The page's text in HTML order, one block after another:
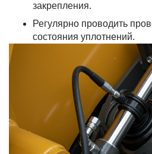
закрепления.
Регулярно проводить
состояния уплотнений.